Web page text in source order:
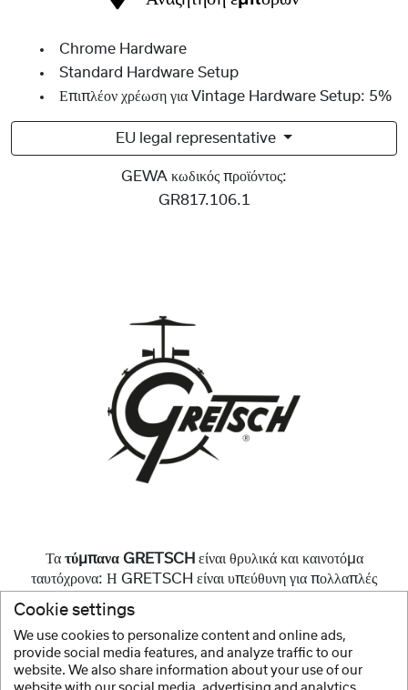
Chrome Hardware
Standard Hardware Setup
Επιπλέον χρέωση για Vintage Hardware Setup: 5%
EU legal representative
GEWA κωδικός προϊόντος:
GR817.106.1
Τατύμπανα GRETSCH είναι θρυλικά και καινοτόμα
ταυτόχρονα: Η GRETSCH είναι υπεύθυνη για πολλαπλές
στην κατασκευή μοντέρνων τυμπάνων.
Περισσότερα
Cookie settings
We use cookies to personalize content and online ads,
provide social media features, and analyze traffic to our
website. We also share information about your use of our